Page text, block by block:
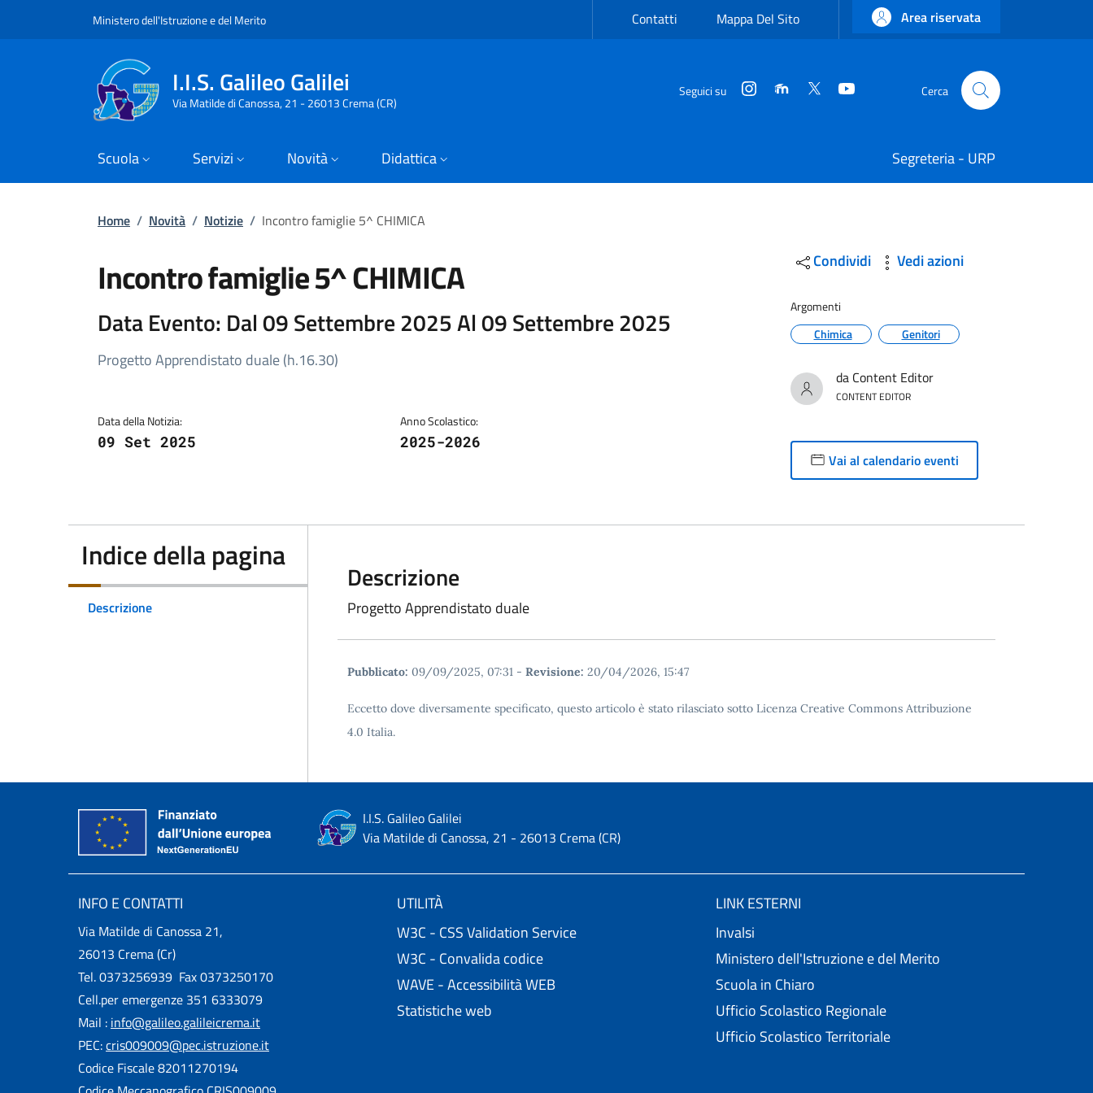
Ministero dell'Istruzione e del MeritoSlim top Contatti Mappa Del Sito Area riservata
I.I.S. Galileo Galilei
Via Matilde di Canossa, 21 - 26013 Crema (CR)
Seguici su Instagram
Moodle Twitter Cerca
Cerca
Scuola Servizi Novità Didattica Segreteria - URP
Briciole di pane
Home / Novità / Notizie / Incontro famiglie 5^ CHIMICA
Incontro famiglie 5^ CHIMICA
Dettagli della Notizia
Data Evento: Dal 09 Settembre 2025 Al 09 Settembre 2025
Progetto Apprendistato duale (h.16.30)
Data della Notizia:
09 Set 2025
Anno Scolastico:
2025-2026
Condividi Vedi azioni
Argomenti
Chimica
Genitori
da Content Editor
CONTENT EDITOR
Vai al calendario eventi
Indice della pagina
Descrizione
Descrizione
Progetto Apprendistato duale
Pubblicato: 09/09/2025, 07:31 - Revisione: 20/04/2026, 15:47
Eccetto dove diversamente specificato, questo articolo è stato rilasciato sotto Licenza Creative Commons Attribuzione
4.0 Italia.
I.I.S. Galileo Galilei
Via Matilde di Canossa, 21 - 26013 Crema (CR)
INFO E CONTATTI
Via Matilde di Canossa 21,
26013 Crema (Cr)
Tel. 0373256939 Fax 0373250170
Cell.per emergenze 351 6333079
Mail : info@galileo.galileicrema.it
PEC:cris009009@pec.istruzione.it
Codice Fiscale 82011270194
UTILITÀ
W3C - CSS Validation Service
W3C - Convalida codice
WAVE - Accessibilità WEB
Statistiche web
LINK ESTERNI
Invalsi
Ministero dell'Istruzione e del Merito
Scuola in Chiaro
Ufficio Scolastico Regionale
Ufficio Scolastico Territoriale